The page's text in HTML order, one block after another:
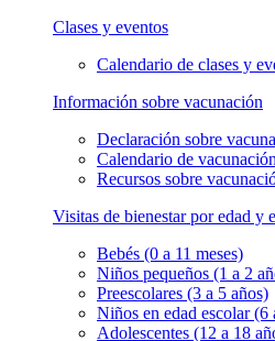
Clases y eventos
Calendario de clases y
Información sobre vacunación
Declaración sobre
Calendario de vacunación
Recursos sobre
Visitas de bienestar por edad y
Bebés (0 a 11 meses)
Niños pequeños (1 a 2
Preescolares (3 a 5 años)
Niños en edad escolar (6
Adolescentes (12 a 18